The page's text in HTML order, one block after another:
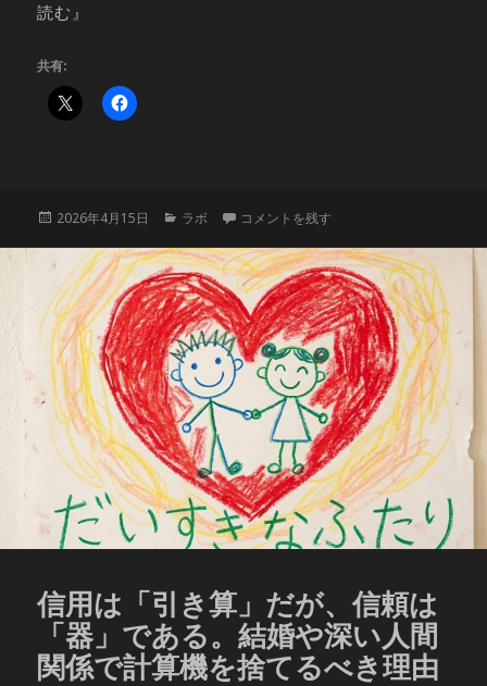
読む』
共有:
投
2026年4月15日
カ
ゴ
リ
ー
ラボ 【80系ボクシー・ノア】PIAAワイパー
コメントを残す
信用は「引き算」だが、信頼は
「器」である。結婚や深い人間
関係で計算機を捨てるべき理由